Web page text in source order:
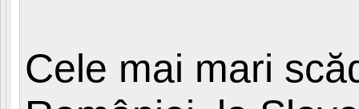
Cele mai mari